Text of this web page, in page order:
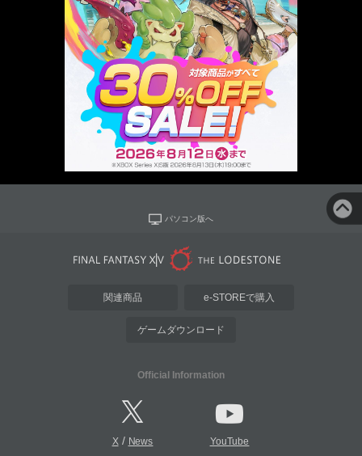
パソコン版へ
関連商品 e-STOREで購入
ゲームダウンロード
Official Information
X/ News YouTube